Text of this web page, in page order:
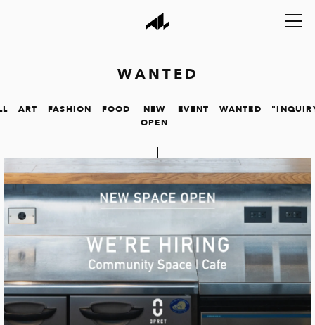
WANTED
ART FASHION FOOD
NEW
OPEN
EVENT WANTED